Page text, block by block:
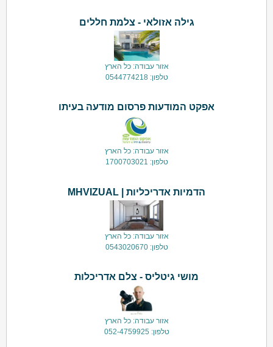
גילה אזולאי - צלמת חללים
אזור עבודה: כל הארץ
טלפון: 0544774218
אפקט המודעות פרסום מודעה בעיתו
אזור עבודה: כל הארץ
טלפון: 1700703021
הדמיות אדריכליות | MHVIZUAL
אזור עבודה: כל הארץ
טלפון: 0543020670
מושי גיטליס - צלם אדריכלות
אזור עבודה: כל הארץ
טלפון: 052-4759925